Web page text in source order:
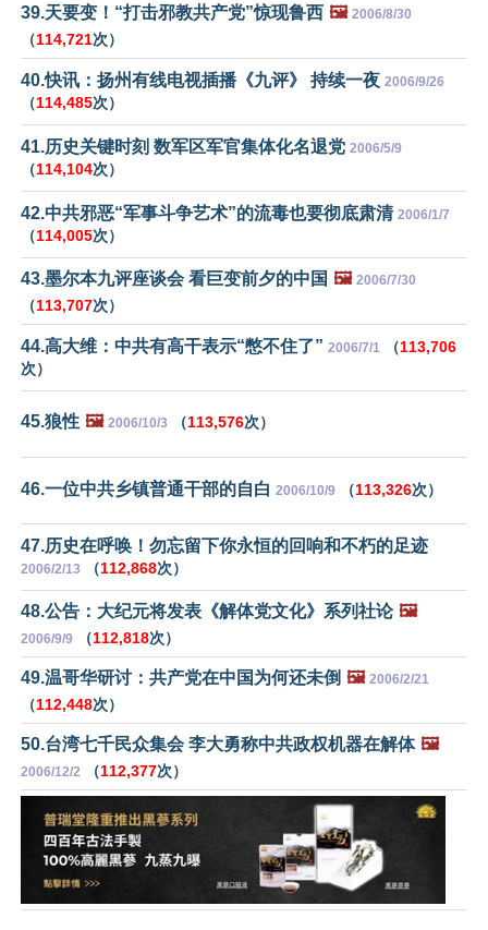
39.天要变！“打击邪教共产党”惊现鲁西 🖼️ 2006/8/30
（114,721次）
40.快讯：扬州有线电视插播《九评》 持续一夜 2006/9/26
（114,485次）
41.历史关键时刻 数军区军官集体化名退党 2006/5/9
（114,104次）
42.中共邪恶“军事斗争艺术”的流毒也要彻底肃清 2006/1/7
（114,005次）
43.墨尔本九评座谈会 看巨变前夕的中国 🖼️ 2006/7/30
（113,707次）
44.高大维：中共有高干表示“憋不住了” 2006/7/1 （113,706
次）
45.狼性 🖼️ 2006/10/3 （113,576次）
46.一位中共乡镇普通干部的自白 2006/10/9 （113,326次）
47.历史在呼唤！勿忘留下你永恒的回响和不朽的足迹
2006/2/13 （112,868次）
48.公告：大纪元将发表《解体党文化》系列社论 🖼️
2006/9/9 （112,818次）
49.温哥华研讨：共产党在中国为何还未倒 🖼️ 2006/2/21
（112,448次）
50.台湾七千民众集会 李大勇称中共政权机器在解体 🖼️
2006/12/2 （112,377次）